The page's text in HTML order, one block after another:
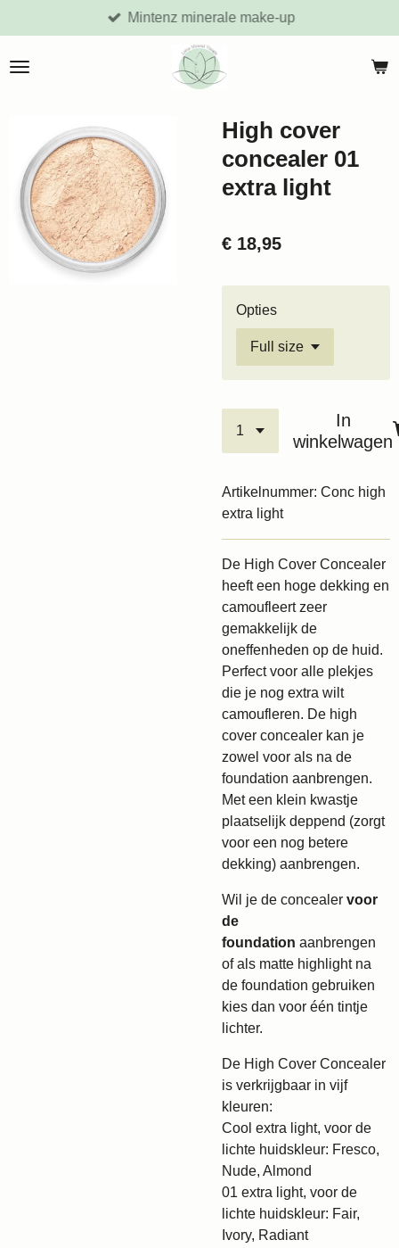
direct
naar
Mintenz minerale make-up
High cover
concealer 01
extra light
€ 18,95
Opties
In
winkelwagen
Artikelnummer: Conc high
extra light
De High Cover Concealer
heeft een hoge dekking en
camoufleert zeer
gemakkelijk de
oneffenheden op de huid.
Perfect voor alle plekjes
die je nog extra wilt
camoufleren. De high
cover concealer kan je
zowel voor als na de
foundation aanbrengen.
Met een klein kwastje
plaatselijk deppend (zorgt
voor een nog betere
dekking) aanbrengen.
Wil je de concealer voor
de
foundation aanbrengen
of als matte highlight na
de foundation gebruiken
kies dan voor één tintje
lichter.
De High Cover Concealer
is verkrijgbaar in vijf
kleuren:
Cool extra light, voor de
lichte huidskleur: Fresco,
Nude, Almond
01 extra light, voor de
lichte huidskleur: Fair,
Ivory, Radiant